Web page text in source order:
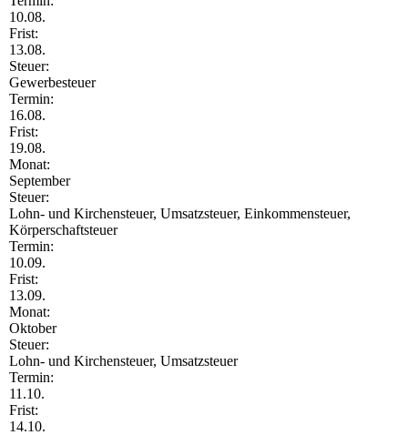
10.08.
Frist:
13.08.
Steuer:
Gewerbesteuer
Termin:
16.08.
Frist:
19.08.
Monat:
September
Steuer:
Lohn- und Kirchensteuer, Umsatzsteuer, Einkommensteuer,
Körperschaftsteuer
Termin:
10.09.
Frist:
13.09.
Monat:
Oktober
Steuer:
Lohn- und Kirchensteuer, Umsatzsteuer
Termin:
11.10.
Frist:
14.10.